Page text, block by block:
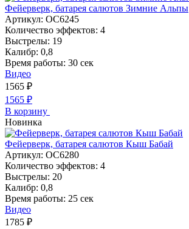
Фейерверк, батарея салютов Зимние Альпы
Артикул: ОС6245
Количество эффектов: 4
Выстрелы: 19
Калибр: 0,8
Время работы: 30 сек
Видео
1565 ₽
1565 ₽
В корзину
Новинка
Фейерверк, батарея салютов Кыш Бабай
Артикул: ОС6280
Количество эффектов: 4
Выстрелы: 20
Калибр: 0,8
Время работы: 25 сек
Видео
1785 ₽